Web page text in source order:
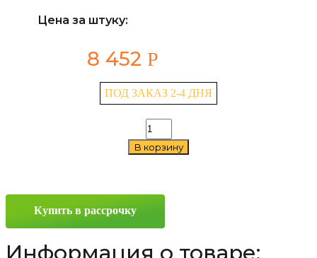
Цена за штуку:
8 452 Р
ПОД ЗАКАЗ 2-4 ДНЯ
Количество
товара
iFree
5x112
D66.6
Вэй
В корзину
Купить в рассрочку
Информация о товаре: